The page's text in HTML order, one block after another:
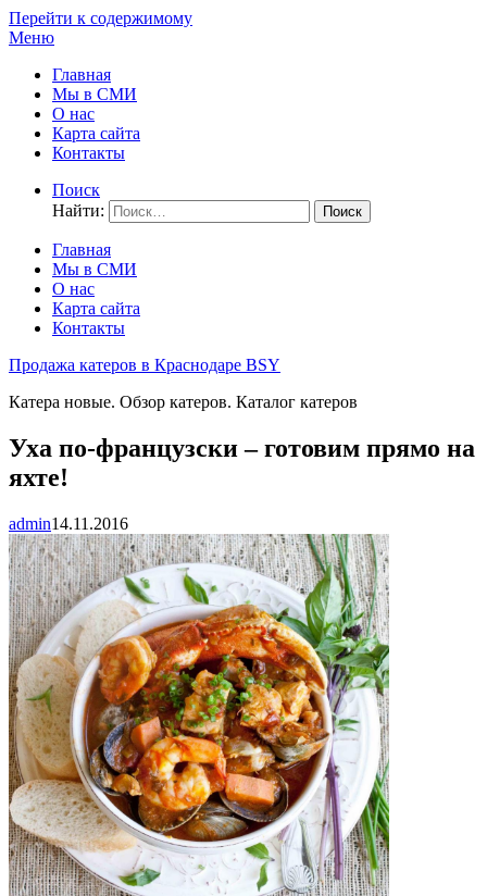
Перейти к содержимому
Меню
Главная
Мы в СМИ
О нас
Карта сайта
Контакты
Поиск
Найти:
Главная
Мы в СМИ
О нас
Карта сайта
Контакты
Продажа катеров в Краснодаре BSY
Катера новые. Обзор катеров. Каталог катеров
Уха по-французски – готовим прямо на
яхте!
admin14.11.2016